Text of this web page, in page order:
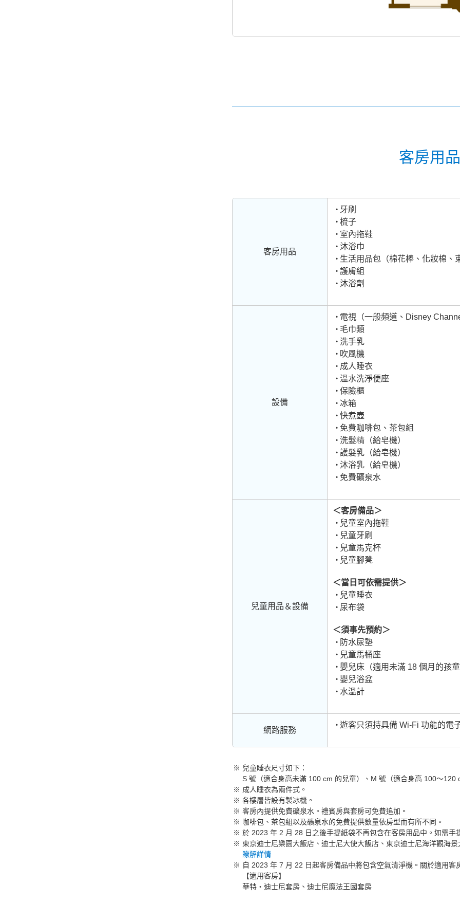
客房用
客房用品
牙刷
梳子
室內拖鞋
沐浴巾
生活用品包（棉花棒、化妝棉、
護膚組
沐浴劑
設備
電視（一般頻道、Disney
毛巾類
洗手乳
吹風機
成人睡衣
溫水洗淨便座
保險櫃
冰箱
快煮壺
免費咖啡包、茶包組
洗髮精（給皂機）
護髮乳（給皂機）
沐浴乳（給皂機）
免費礦泉水
兒童用品＆設備
＜客房備品＞
兒童室內拖鞋
兒童牙刷
兒童馬克杯
兒童腳凳
＜當日可依需提供＞
兒童睡衣
尿布袋
＜須事先預約＞
防水尿墊
兒童馬桶座
嬰兒床（適用未滿 18 個月的孩
嬰兒浴盆
水溫計
網路服務
遊客只須持具備 Wi-Fi 功能的電
兒童睡衣尺寸如下：
S 號（適合身高未滿 100 cm 的兒童）、M 號（適合身高 100～
成人睡衣為兩件式。
各樓層皆設有製冰機。
客房內提供免費礦泉水。禮賓房與套房可免費追加。
咖啡包、茶包組以及礦泉水的免費提供數量依房型而有所不同。
於 2023 年 2 月 28 日之後手提紙袋不再包含在客房用品中。如需
東京迪士尼樂園大飯店、迪士尼大使大飯店、東京迪士尼海洋觀海
瞭解詳情
自 2023 年 7 月 22 日起客房備品中將包含空氣清淨機。關於適用客
【適用客房】
華特‧迪士尼套房、迪士尼魔法王國套房